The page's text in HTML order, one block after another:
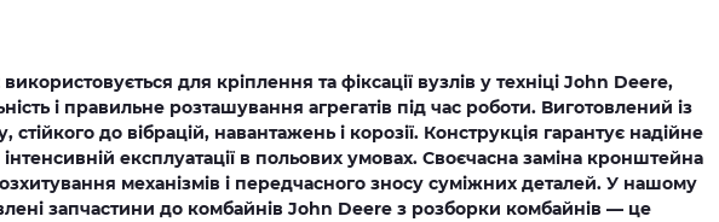
для кріплення та фіксації вузлів у техніці John Deere,
і правильне розташування агрегатів під час роботи. Виготовлений із
стійкого до вібрацій, навантажень і корозії. Конструкція гарантує надійне
експлуатації в польових умовах. Своєчасна заміна кронштейна
механізмів і передчасного зносу суміжних деталей. У нашому
запчастини до комбайнів John Deere з розборки комбайнів — це